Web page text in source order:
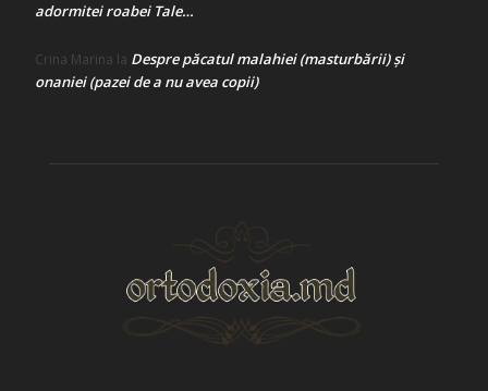
adormitei roabei Tale…
Crina Marina la Despre păcatul malahiei (masturbării) şi
onaniei (pazei de a nu avea copii)